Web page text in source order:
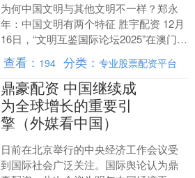
为何中国文明与其他文明不一样？郑永
年：中国文明有两个特征 胜宇配资 12月
16日，“文明互鉴国际论坛2025”在澳门举
行。香港中文大学(深圳)公共政策学院院
长郑....
查看： 194 分类：专业股票配资平台
鼎豪配资 中国继续成
为全球增长的重要引
擎（外媒看中国）
日前在北京举行的中央经济工作会议受
到国际社会广泛关注。国际舆论认为鼎